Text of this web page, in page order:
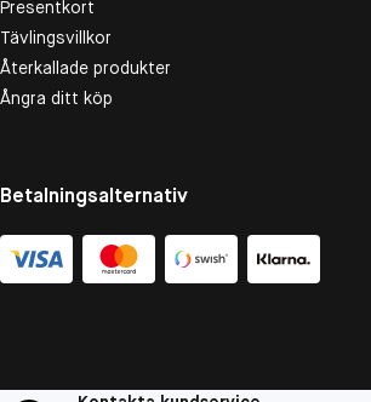
Presentkort
Tävlingsvillkor
Återkallade produkter
Ångra ditt köp
Betalningsalternativ